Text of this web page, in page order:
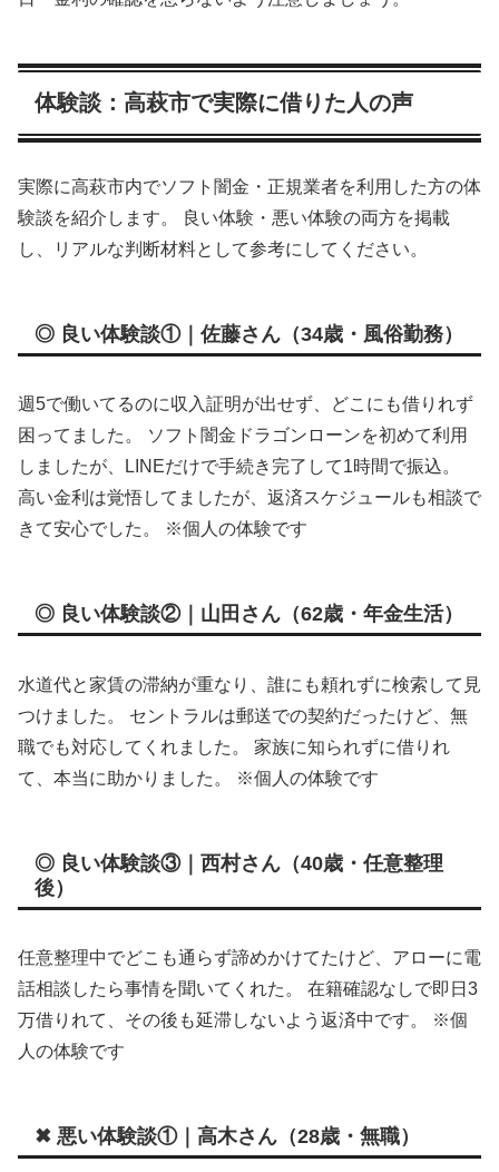
体験談：高萩市で実際に借りた人の声
実際に高萩市内でソフト闇金・正規業者を利用した方の体
験談を紹介します。 良い体験・悪い体験の両方を掲載
し、リアルな判断材料として参考にしてください。
◎ 良い体験談①｜佐藤さん（34歳・風俗勤務）
週5で働いてるのに収入証明が出せず、どこにも借りれず
困ってました。 ソフト闇金ドラゴンローンを初めて利用
しましたが、LINEだけで手続き完了して1時間で振込。
高い金利は覚悟してましたが、返済スケジュールも相談で
きて安心でした。 ※個人の体験です
◎ 良い体験談②｜山田さん（62歳・年金生活）
水道代と家賃の滞納が重なり、誰にも頼れずに検索して見
つけました。 セントラルは郵送での契約だったけど、無
職でも対応してくれました。 家族に知られずに借りれ
て、本当に助かりました。 ※個人の体験です
◎ 良い体験談③｜西村さん（40歳・任意整理
後）
任意整理中でどこも通らず諦めかけてたけど、アローに電
話相談したら事情を聞いてくれた。 在籍確認なしで即日3
万借りれて、その後も延滞しないよう返済中です。 ※個
人の体験です
✖ 悪い体験談①｜高木さん（28歳・無職）